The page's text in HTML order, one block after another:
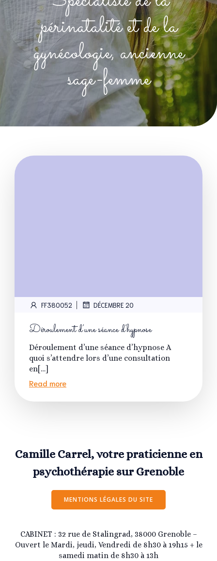
périnatalité et de la
gynécologie, ancienne
sage-femme
FF380052 | DÉCEMBRE 20
Déroulement d’une séance d’hypnose
Déroulement d’une séance d’hypnose A
quoi s’attendre lors d’une consultation
en[…]
Read more
Camille Carrel, votre praticienne en
psychothérapie sur Grenoble
MENTIONS LÉGALES DU SITE
CABINET : 32 rue de Stalingrad, 38000 Grenoble –
Ouvert le Mardi, jeudi, Vendredi de 8h30 à 19h15 + le
samedi matin de 8h30 à 13h